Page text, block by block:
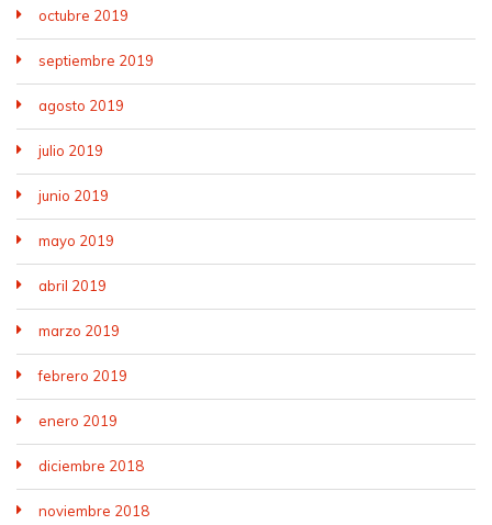
octubre 2019
septiembre 2019
agosto 2019
julio 2019
junio 2019
mayo 2019
abril 2019
marzo 2019
febrero 2019
enero 2019
diciembre 2018
noviembre 2018